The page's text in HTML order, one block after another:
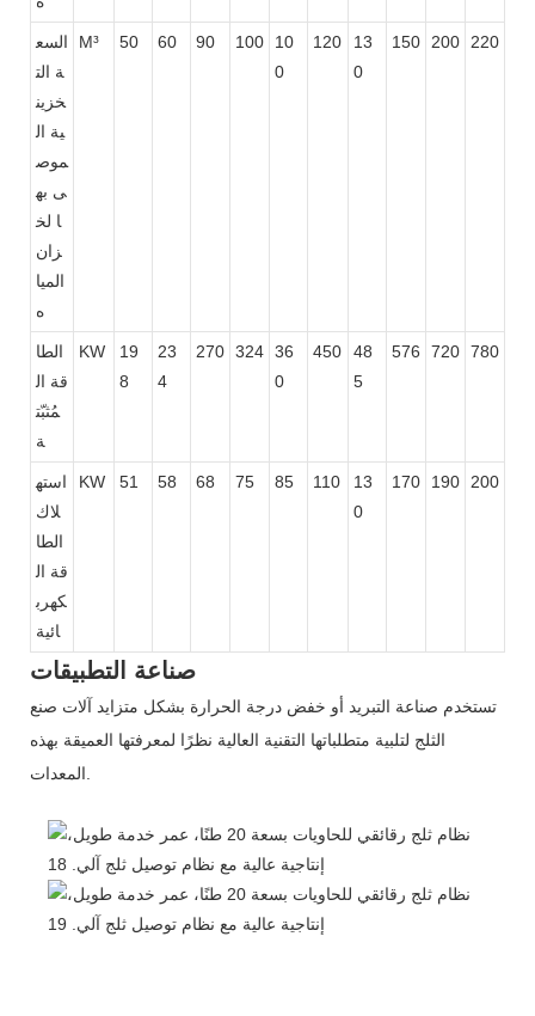
السع
ة الت
خزين
ية ال
موص
ى به
ا لخ
زان
الميا
ه
M³ 50 60 90 100
10
0
120
13
0
150 200 220
الطا
قة ال
مُثبّت
ة
KW
19
8
23
4
270 324 36
0
450
48
5
576 720 780
استه
لاك
الطا
قة ال
كهرب
ائية
KW 51 58 68 75 85 110
13
0
170 190 200
صناعة التطبيقات
تستخدم صناعة التبريد أو خفض درجة الحرارة بشكل متزايد آلات صنع
الثلج لتلبية متطلباتها التقنية العالية نظرًا لمعرفتها العميقة بهذه